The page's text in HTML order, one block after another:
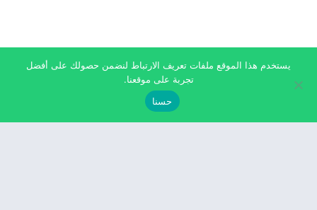
يستخدم هذا الموقع ملفات تعريف الارتباط لنضمن حصولك على أفضل
تجربة على موقعنا.
حسنا